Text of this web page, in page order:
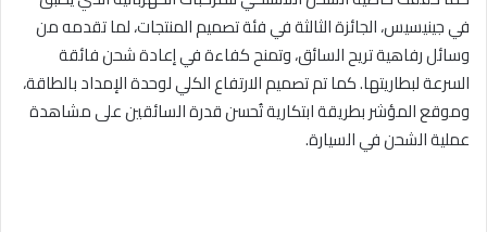
في جينيسيس، الجائزة الثالثة في فئة تصميم المنتجات، لما تقدمه من
وسائل رفاهية تريح السائق، وتمنح كفاءة في إعادة شحن فائقة
السرعة لبطاريتها. كما تم تصميم الارتفاع الكلي لوحدة الإمداد بالطاقة،
وموقع المؤشر بطريقة ابتكارية تُحسن قدرة السائقين على مشاهدة
عملية الشحن في السيارة.